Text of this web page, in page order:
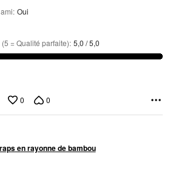
: Oui
= Qualité parfaite): 5,0 / 5,0
0 0
en rayonne de bambou